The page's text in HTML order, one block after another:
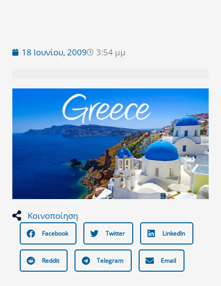
18 Ιουνίου, 2009 3:54 μμ
Κοινοποίηση
Facebook Twitter LinkedIn
Reddit Telegram Email